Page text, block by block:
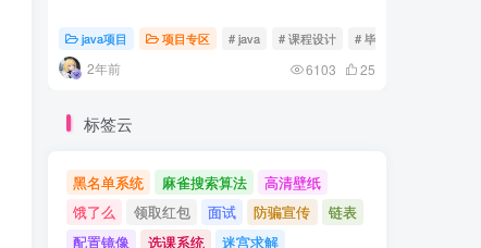
java项目 项目专区 # java # 课程设计 # 毕业设计
2年前 6103 25
标签云
黑名单系统 麻雀搜索算法
高清壁纸
饿了么
领取红包 面试 防骗宣传
链表
配置镜像
选课系统
迷宫求解